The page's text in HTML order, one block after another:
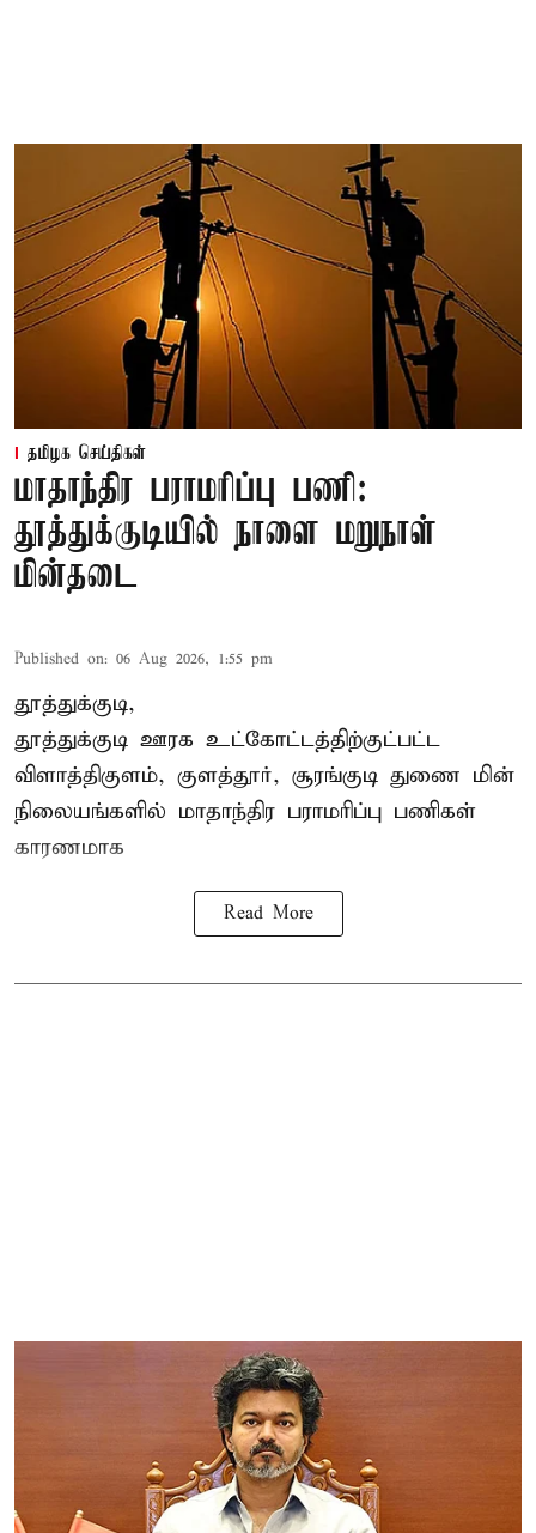
தமிழக செய்திகள்
மாதாந்திர பராமரிப்பு பணி:
தூத்துக்குடியில் நாளை மறுநாள்
மின்தடை
Published on: 06 Aug 2026, 1:55 pm
தூத்துக்குடி,
தூத்துக்குடி ஊரக உட்கோட்டத்திற்குட்பட்ட
விளாத்திகுளம், குளத்தூர், சூரங்குடி துணை மின்
நிலையங்களில் மாதாந்திர பராமரிப்பு பணிகள்
காரணமாக
Read More